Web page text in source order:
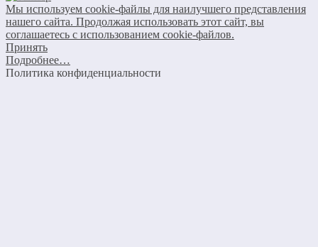
Мы используем cookie-файлы для наилучшего представления
нашего сайта. Продолжая использовать этот сайт, вы
соглашаетесь с использованием cookie-файлов.
Принять
Подробнее…
Политика конфиденциальности